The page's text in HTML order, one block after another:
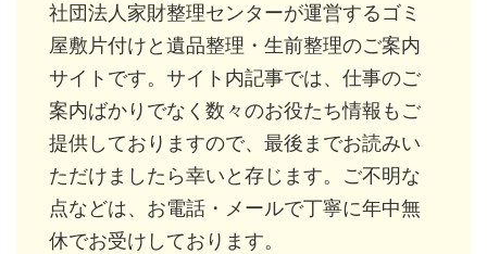
社団法人家財整理センターが運営するゴミ
屋敷片付けと遺品整理・生前整理のご案内
サイトです。サイト内記事では、仕事のご
案内ばかりでなく数々のお役たち情報もご
提供しておりますので、最後までお読みい
ただけましたら幸いと存じます。ご不明な
点などは、お電話・メールで丁寧に年中無
休でお受けしております。